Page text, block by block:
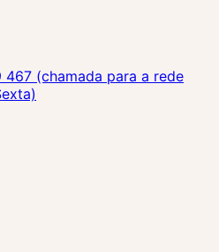
467 (chamada para a rede